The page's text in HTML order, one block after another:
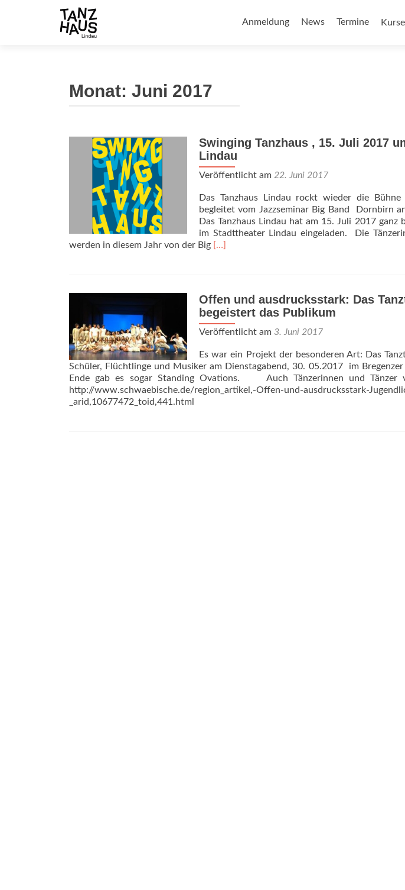
Inhalt
Anmeldung News Termine
Monat: Juni 2017
Swinging Tanzhaus , 15. Juli 2017
Lindau
Veröffentlicht am 22. Juni 2017
Das Tanzhaus Lindau rockt wieder die
begleitet vom Jazzseminar Big Band Dornbirn
Das Tanzhaus Lindau hat am 15. Juli 2017
im Stadttheater Lindau eingeladen. Die
werden in diesem Jahr von der Big Read
,
15.
Juli
um
19
Uhr,
Stadttheater
[…]
Offen und ausdrucksstark: Das
begeistert das Publikum
Veröffentlicht am 3. Juni 2017
Es war ein Projekt der besonderen Art: Das
Schüler, Flüchtlinge und Musiker am Dienstagabend, 30. 05.2017 im
Ende gab es sogar Standing Ovations. Auch Tänzerinnen und Tänzer
http://www.schwaebische.de/region_artikel,-Offen-und-ausdrucksstark-
_arid,10677472_toid,441.html